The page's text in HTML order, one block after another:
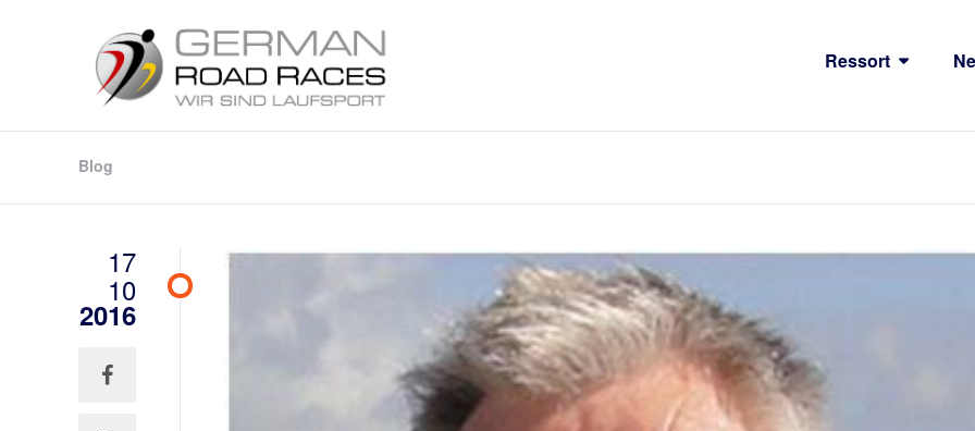
Ressort
Blog
17
10
2016